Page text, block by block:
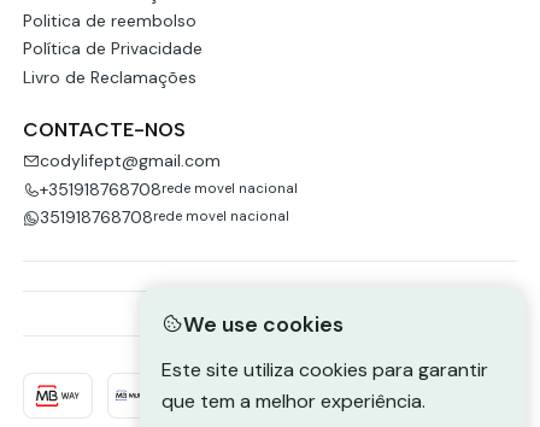
Politica de reembolso
Política de Privacidade
Livro de Reclamações
CONTACTE-NOS
codylifept@gmail.com
+351918768708rede movel nacional
351918768708rede movel nacional
We use cookies
Este site utiliza cookies para garantir
que tem a melhor experiência.